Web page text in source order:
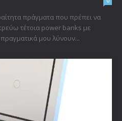
πράγματα που πρέπει να
τέτοια power banks με
μου λύνουν...